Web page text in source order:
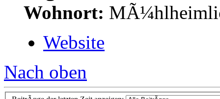
Wohnort:
Website
Nach oben